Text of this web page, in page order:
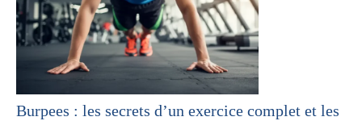
Burpees : les secrets d’un exercice complet et les